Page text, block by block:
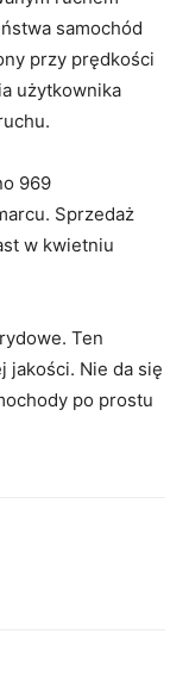
samochód
przy prędkości
użytkownika
969
Sprzedaż
w kwietniu
Ten
jakości. Nie da się
po prostu